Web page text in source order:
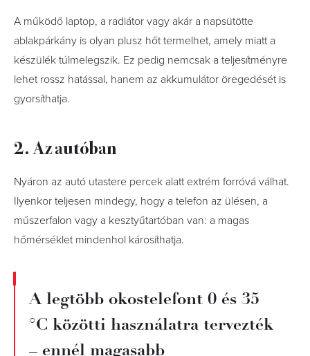
A működő laptop, a radiátor vagy akár a napsütötte
ablakpárkány is olyan plusz hőt termelhet, amely miatt a
készülék túlmelegszik. Ez pedig nemcsak a teljesítményre
lehet rossz hatással, hanem az akkumulátor öregedését is
gyorsíthatja.
2. Az autóban
Nyáron az autó utastere percek alatt extrém forróvá válhat.
Ilyenkor teljesen mindegy, hogy a telefon az ülésen, a
műszerfalon vagy a kesztyűtartóban van: a magas
hőmérséklet mindenhol károsíthatja.
A legtöbb okostelefont 0 és 35
°C közötti használatra tervezték
– ennél magasabb